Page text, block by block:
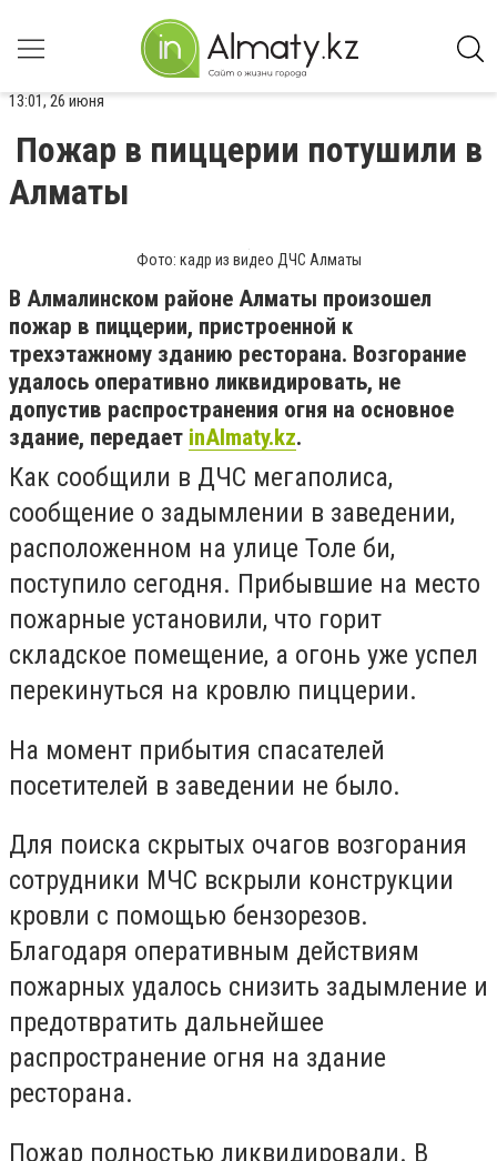
13:01, 26 июня
Пожар в пиццерии потушили в
Алматы
Фото: кадр из видео ДЧС Алматы
В Алмалинском районе Алматы произошел
пожар в пиццерии, пристроенной к
трехэтажному зданию ресторана. Возгорание
удалось оперативно ликвидировать, не
допустив распространения огня на основное
здание, передает inAlmaty.kz.
Как сообщили в ДЧС мегаполиса,
сообщение о задымлении в заведении,
расположенном на улице Толе би,
поступило сегодня. Прибывшие на место
пожарные установили, что горит
складское помещение, а огонь уже успел
перекинуться на кровлю пиццерии.
На момент прибытия спасателей
посетителей в заведении не было.
Для поиска скрытых очагов возгорания
сотрудники МЧС вскрыли конструкции
кровли с помощью бензорезов.
Благодаря оперативным действиям
пожарных удалось снизить задымление и
предотвратить дальнейшее
распространение огня на здание
ресторана.
Пожар полностью ликвидировали. В